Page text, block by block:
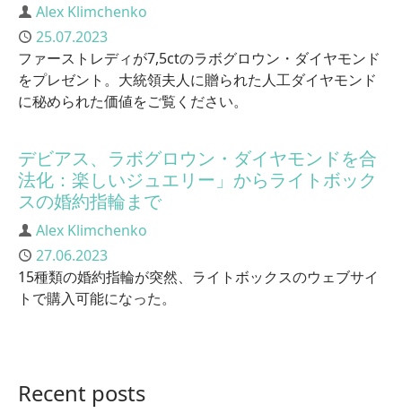
Author
Alex Klimchenko
Published
25.07.2023
ファーストレディが7,5ctのラボグロウン・ダイヤモンド
をプレゼント。大統領夫人に贈られた人工ダイヤモンド
に秘められた価値をご覧ください。
デビアス、ラボグロウン・ダイヤモンドを合
法化：楽しいジュエリー」からライトボック
スの婚約指輪まで
Author
Alex Klimchenko
Published
27.06.2023
15種類の婚約指輪が突然、ライトボックスのウェブサイ
トで購入可能になった。
Recent posts